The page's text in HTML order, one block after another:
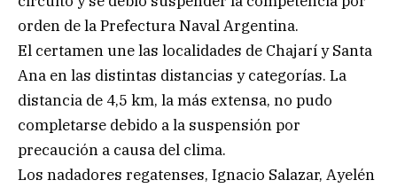
orden de la Prefectura Naval Argentina.
El certamen une las localidades de Chajarí y Santa
Ana en las distintas distancias y categorías. La
distancia de 4,5 km, la más extensa, no pudo
completarse debido a la suspensión por
precaución a causa del clima.
Los nadadores regatenses, Ignacio Salazar, Ayelén